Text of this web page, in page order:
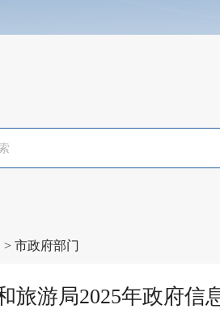
> 市政府部门
旅游局2025年政府信